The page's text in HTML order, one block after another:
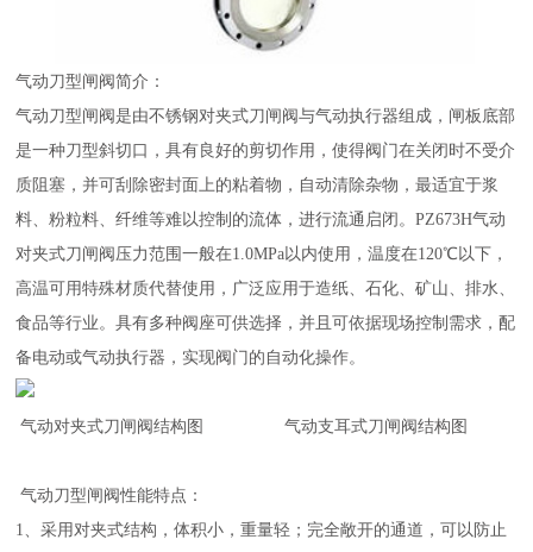
气动刀型闸阀简介：
气动刀型闸阀是由不锈钢对夹式刀闸阀与气动执行器组成，闸板底部
是一种刀型斜切口，具有良好的剪切作用，使得阀门在关闭时不受介
质阻塞，并可刮除密封面上的粘着物，自动清除杂物，最适宜于浆
料、粉粒料、纤维等难以控制的流体，进行流通启闭。PZ673H气动
对夹式刀闸阀压力范围一般在1.0MPa以内使用，温度在120℃以下，
高温可用特殊材质代替使用，广泛应用于造纸、石化、矿山、排水、
食品等行业。具有多种阀座可供选择，并且可依据现场控制需求，配
备电动或气动执行器，实现阀门的自动化操作。
气动对夹式刀闸阀结构图 气动支耳式刀闸阀结构图
气动刀型闸阀性能特点：
1、采用对夹式结构，体积小，重量轻；完全敞开的通道，可以防止